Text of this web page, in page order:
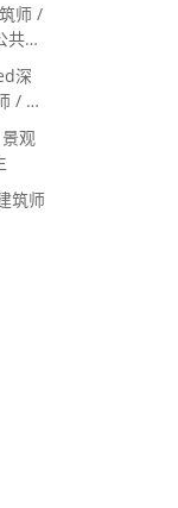
师 /
关
深
/ 室
景观
筑师